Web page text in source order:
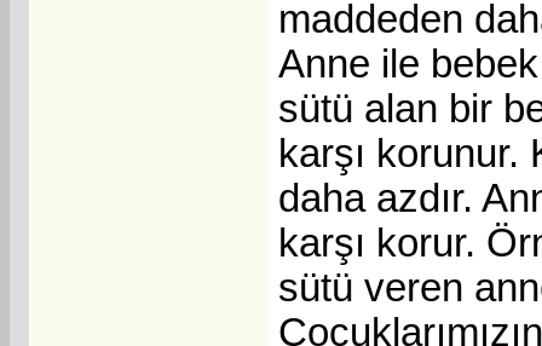
maddeden
Anne ile
sütü alan bir
karşı
daha azdır.
karşı korur.
sütü veren